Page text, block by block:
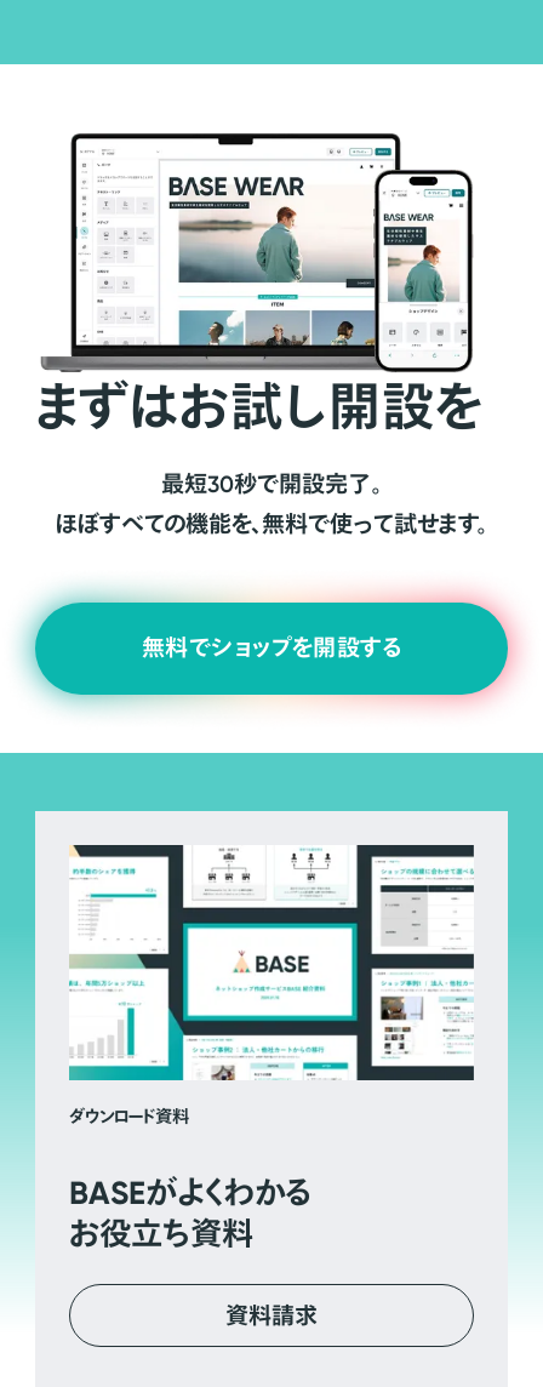
まずはお試し開設を
最短30秒で開設完了。
ほぼすべての機能を、無料で使って試せます。
無料でショップを開設する
ダウンロード資料
BASEがよくわかる
お役立ち資料
資料請求